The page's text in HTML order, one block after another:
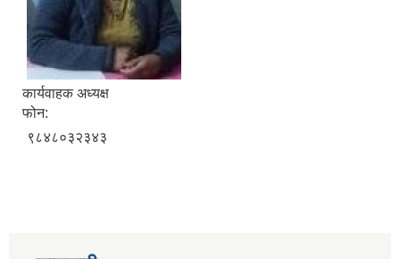
कार्यवाहक अध्यक्ष
फोन:
९८४८०३२३४३